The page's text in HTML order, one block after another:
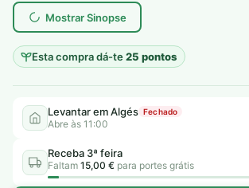
Mostrar Sinopse
Esta compra dá-te25 pontos
Levantar em Algés Fechado
Abre às 11:00
Receba 3ª feira
Faltam 15,00 € para portes grátis